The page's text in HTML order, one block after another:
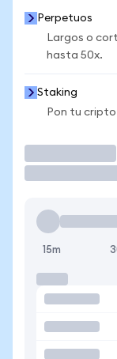
Perpetuos
Largos o
hasta 50x.
Staking
Pon tu
15m